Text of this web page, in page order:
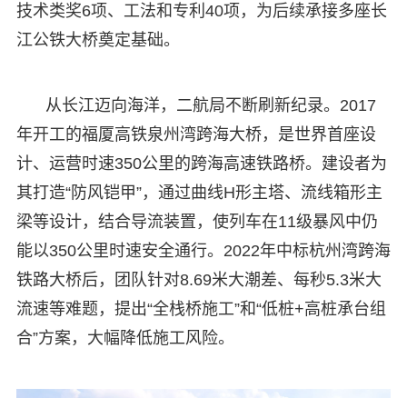
技术类奖6项、工法和专利40项，为后续承接多座长
江公铁大桥奠定基础。
从长江迈向海洋，二航局不断刷新纪录。2017
年开工的福厦高铁泉州湾跨海大桥，是世界首座设
计、运营时速350公里的跨海高速铁路桥。建设者为
其打造“防风铠甲”，通过曲线H形主塔、流线箱形主
梁等设计，结合导流装置，使列车在11级暴风中仍
能以350公里时速安全通行。2022年中标杭州湾跨海
铁路大桥后，团队针对8.69米大潮差、每秒5.3米大
流速等难题，提出“全栈桥施工”和“低桩+高桩承台组
合”方案，大幅降低施工风险。